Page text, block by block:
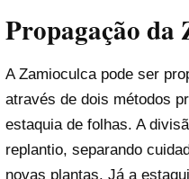
Propagação da
A Zamioculca pode ser
através de dois métodos
estaquia de folhas. A
replantio, separando
novas plantas. Já a